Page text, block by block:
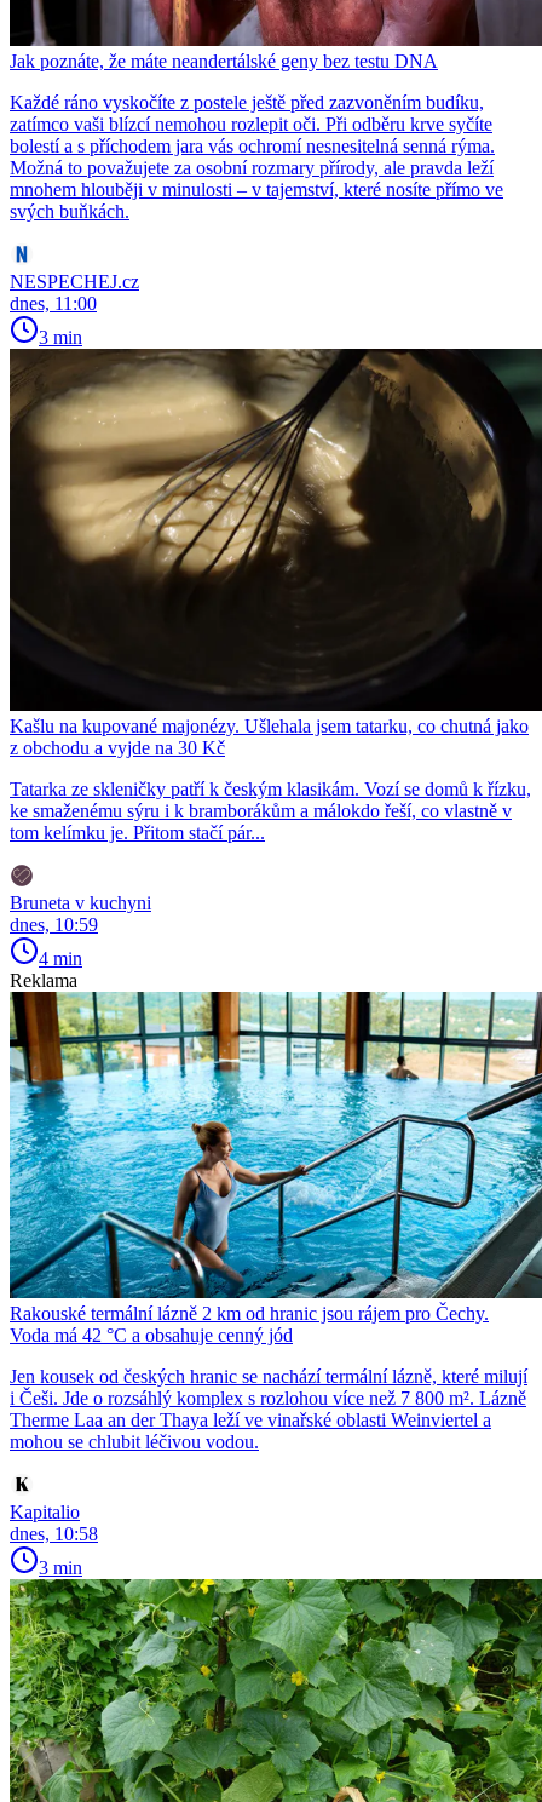
Jak poznáte, že máte neandertálské geny bez testu DNA
Každé ráno vyskočíte z postele ještě před zazvoněním budíku,
zatímco vaši blízcí nemohou rozlepit oči. Při odběru krve syčíte
bolestí a s příchodem jara vás ochromí nesnesitelná senná rýma.
Možná to považujete za osobní rozmary přírody, ale pravda leží
mnohem hlouběji v minulosti – v tajemství, které nosíte přímo ve
svých buňkách.
NESPECHEJ.cz
dnes, 11:00
3 min
Kašlu na kupované majonézy. Ušlehala jsem tatarku, co chutná jako
z obchodu a vyjde na 30 Kč
Tatarka ze skleničky patří k českým klasikám. Vozí se domů k řízku,
ke smaženému sýru i k bramborákům a málokdo řeší, co vlastně v
tom kelímku je. Přitom stačí pár...
Bruneta v kuchyni
dnes, 10:59
4 min
Reklama
Rakouské termální lázně 2 km od hranic jsou rájem pro Čechy.
Voda má 42 °C a obsahuje cenný jód
Jen kousek od českých hranic se nachází termální lázně, které milují
i Češi. Jde o rozsáhlý komplex s rozlohou více než 7 800 m². Lázně
Therme Laa an der Thaya leží ve vinařské oblasti Weinviertel a
mohou se chlubit léčivou vodou.
Kapitalio
dnes, 10:58
3 min